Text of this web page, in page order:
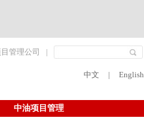
管理公司 |
中文 | English
中油项目管理